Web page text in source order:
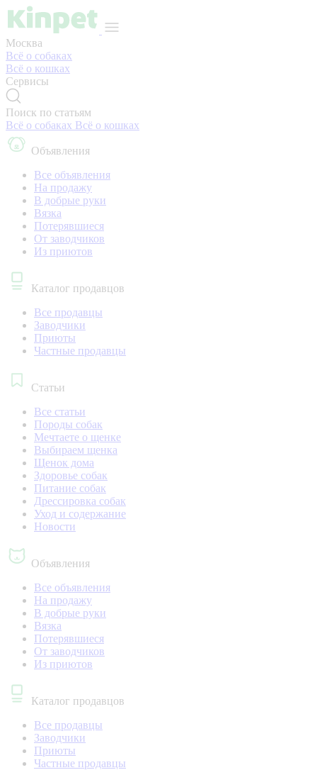
Москва
Всё о собаках
Всё о кошках
Сервисы
Поиск по статьям
Всё о собаках Всё о кошках
Объявления
Все объявления
На продажу
В добрые руки
Вязка
Потерявшиеся
От заводчиков
Из приютов
Каталог продавцов
Все продавцы
Заводчики
Приюты
Частные продавцы
Статьи
Все статьи
Породы собак
Мечтаете о щенке
Выбираем щенка
Щенок дома
Здоровье собак
Питание собак
Дрессировка собак
Уход и содержание
Новости
Объявления
Все объявления
На продажу
В добрые руки
Вязка
Потерявшиеся
От заводчиков
Из приютов
Каталог продавцов
Все продавцы
Заводчики
Приюты
Частные продавцы